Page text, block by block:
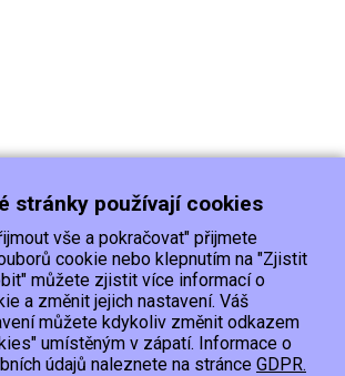
Platba
Kontakt/Reklamace
podmínky
Ochrana os.údajů
stránky používají cookies
vše a pokračovat" přijmete
cookie nebo klepnutím na "Zjistit
můžete zjistit více informací o
a změnit jejich nastavení. Váš
můžete kdykoliv změnit odkazem
umístěným v zápatí. Informace o
údajů naleznete na stránce GDPR.